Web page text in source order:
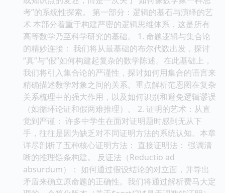
考”的系统性探索。 第一部分：逻辑的基石与演绎的艺
术 本部分着重于构建严密的逻辑思维体系，这是所有
高等数学乃至科学研究的基础。 1. 命题逻辑与集合论
的精妙连接： 我们将从最基础的布尔代数出发，探讨
“真”与“假”如何构建起复杂的数学陈述。在此基础上，
我们将引入集合论的严谨性，探讨如何用集合的语言来
精确描述数学对象之间的关系。重点解析范恩图在复杂
关系梳理中的强大作用，以及如何识别和避免逻辑谬误
（如循环论证和假两难推理）。 2. 证明的艺术：从直
觉到严谨： 许多中学生在面对证明题时感到无从下
手，往往是因为缺乏对不同证明方法的系统认知。本章
详尽剖析了五种核心证明方法： 直接证明法： 强调清
晰的推理链条构建。 反证法（Reductio ad
absurdum）： 如何通过假设结论的对立面，并导出
矛盾来确立原命题的正确性。我们将通过解析费马大定